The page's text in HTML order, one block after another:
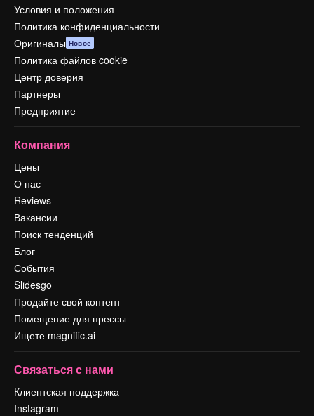
Условия и положения
Политика конфиденциальности
Оригиналы Новое
Политика файлов cookie
Центр доверия
Партнеры
Предприятие
Компания
Цены
О нас
Reviews
Вакансии
Поиск тенденций
Блог
События
Slidesgo
Продайте свой контент
Помещение для прессы
Ищете magnific.ai
Связаться с нами
Клиентская поддержка
Instagram